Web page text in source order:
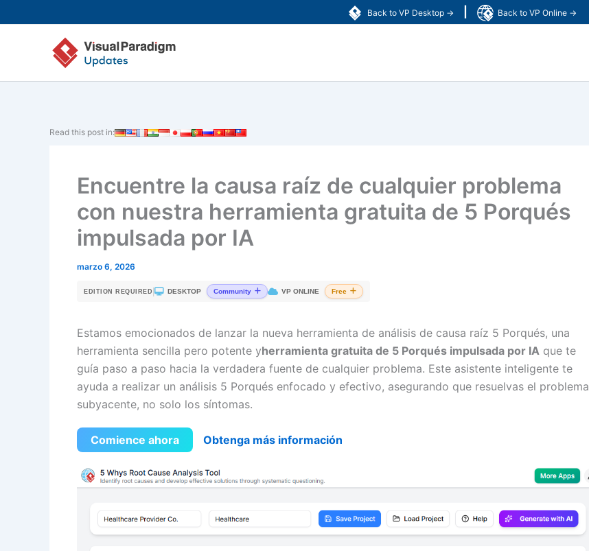
Back to VP Desktop → Back to VP Online →
al
Read this post in:
Encuentre la causa raíz de cualquier problema
con nuestra herramienta gratuita de 5 Porqués
impulsada por IA
marzo 6, 2026
EDITION REQUIRED DESKTOP Community VP ONLINE Free
Estamos emocionados de lanzar la nueva herramienta de análisis de causa raíz 5 Porqués, una
herramienta sencilla pero potente yherramienta gratuita de 5 Porqués impulsada por IA que te
guía paso a paso hacia la verdadera fuente de cualquier problema. Este asistente inteligente te
ayuda a realizar un análisis 5 Porqués enfocado y efectivo, asegurando que resuelvas el problema
subyacente, no solo los síntomas.
Comience ahora Obtenga más información